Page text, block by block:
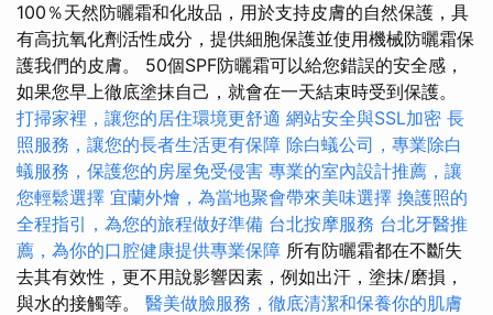
100％天然防曬霜和化妝品，用於支持皮膚的自然保護，具
有高抗氧化劑活性成分，提供細胞保護並使用機械防曬霜保
護我們的皮膚。 50個SPF防曬霜可以給您錯誤的安全感，
如果您早上徹底塗抹自己，就會在一天結束時受到保護。
打掃家裡，讓您的居住環境更舒適 網站安全與SSL加密 長
照服務，讓您的長者生活更有保障 除白蟻公司，專業除白
蟻服務，保護您的房屋免受侵害 專業的室內設計推薦，讓
您輕鬆選擇 宜蘭外燴，為當地聚會帶來美味選擇 換護照的
全程指引，為您的旅程做好準備 台北按摩服務 台北牙醫推
薦，為你的口腔健康提供專業保障 所有防曬霜都在不斷失
去其有效性，更不用說影響因素，例如出汗，塗抹/磨損，
與水的接觸等。 醫美做臉服務，徹底清潔和保養你的肌膚